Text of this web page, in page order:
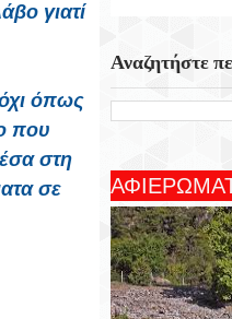
γιατί
όπως
που
στη
σε
Αναζητήστε